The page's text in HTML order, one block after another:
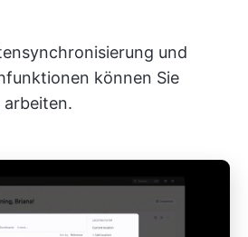
und
können Sie